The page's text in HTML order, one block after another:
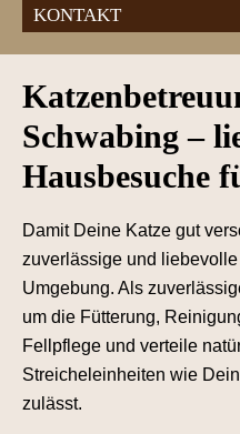
KONTAKT
Schwabing –
Hausbesuche
Damit Deine Katze gut
zuverlässige und
Umgebung. Als
um die Fütterung,
Fellpflege und verteile
Streicheleinheiten wie
zulässt.